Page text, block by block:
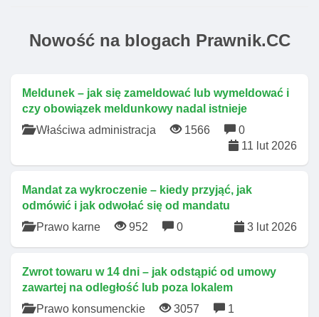
Nowość na blogach Prawnik.CC
Meldunek – jak się zameldować lub wymeldować i
czy obowiązek meldunkowy nadal istnieje
Właściwa administracja
1566
0
11 lut 2026
Mandat za wykroczenie – kiedy przyjąć, jak
odmówić i jak odwołać się od mandatu
Prawo karne
952 0 3 lut 2026
Zwrot towaru w 14 dni – jak odstąpić od umowy
zawartej na odległość lub poza lokalem
Prawo konsumenckie
3057
1